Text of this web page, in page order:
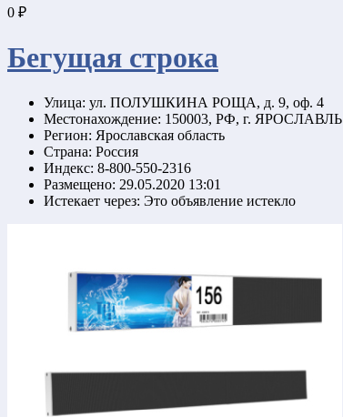
0 ₽
Бегущая строка
Улица: ул. ПОЛУШКИНА РОЩА, д. 9, оф. 4
Местонахождение: 150003, РФ, г. ЯРОСЛАВЛЬ
Регион: Ярославская область
Страна: Россия
Индекс: 8-800-550-2316
Размещено: 29.05.2020 13:01
Истекает через: Это объявление истекло